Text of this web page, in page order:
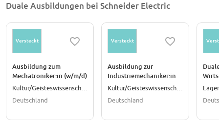
Duale Ausbildungen bei Schneider Electric
Versteckt
Ausbildung zum
Mechatroniker:in (w/m/d)
| Lahr | 2027
Deutschland
Versteckt
Ausbildung zur
Industriemechaniker:in
(w/m/d) | Lahr | 2027
Deutschland
-
2027